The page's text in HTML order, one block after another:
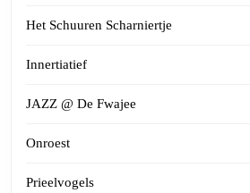
Het Schuuren Scharniertje
Innertiatief
JAZZ @ De Fwajee
Onroest
Prieelvogels